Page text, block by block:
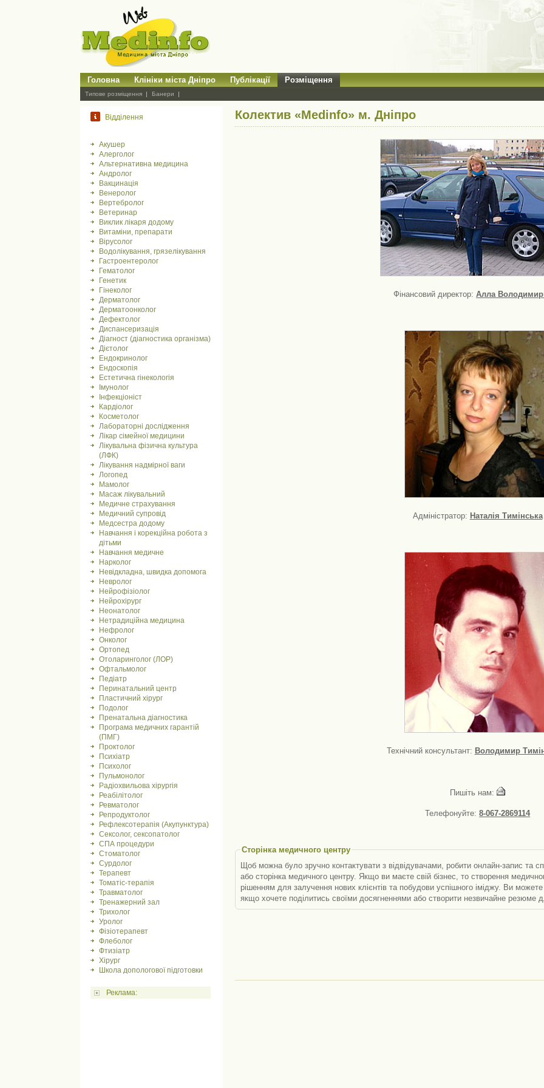
Головна Клініки міста Дніпро Публікації Розміщення
Типове розміщення Банери
Відділення
Акушер
Алерголог
Альтернативна медицина
Андролог
Вакцинація
Венеролог
Вертебролог
Ветеринар
Виклик лікаря додому
Витаміни, препарати
Вірусолог
Водолікування, грязелікування
Гастроентеролог
Гематолог
Генетик
Гінеколог
Дерматолог
Дерматоонколог
Дефектолог
Диспансеризація
Діагност (діагностика організма)
Дієтолог
Ендокринолог
Ендоскопія
Естетична гінекологія
Імунолог
Інфекціоніст
Кардіолог
Косметолог
Лабораторні дослідження
Лікар сімейної медицини
Лікувальна фізична культура
(ЛФК)
Лікування надмірної ваги
Логопед
Мамолог
Масаж лікувальний
Медичне страхування
Медичний супровід
Медсестра додому
Навчання і корекційна робота з
дітьми
Навчання медичне
Нарколог
Невідкладна, швидка допомога
Невролог
Нейрофізіолог
Нейрохірург
Неонатолог
Нетрадиційна медицина
Нефролог
Онколог
Ортопед
Отоларинголог (ЛОР)
Офтальмолог
Педіатр
Перинатальний центр
Пластичний хірург
Подолог
Пренатальна діагностика
Програма медичних гарантій
(ПМГ)
Проктолог
Психіатр
Психолог
Пульмонолог
Радіохвильова хірургія
Реабілітолог
Ревматолог
Репродуктолог
Рефлексотерапія (Акупунктура)
Сексолог, сексопатолог
СПА процедури
Стоматолог
Сурдолог
Терапевт
Томатіс-терапія
Травматолог
Тренажерний зал
Трихолог
Уролог
Фізіотерапевт
Флеболог
Фтизіатр
Хірург
Школа допологової підготовки
Реклама:
Колектив «Medinfo» м. Дніпро
Фінансовий директор:Алла
Адміністратор: Наталія Тимінська
Технічний консультант: Володимир
Пишіть нам:
Телефонуйте:8-067-2869114
Сторінка медичного центру
Щоб можна було зручно контактувати з відвідувачами, робити онлайн-запис та
або сторінка медичного центру. Якщо ви маєте свій бізнес, то створення
рішенням для залучення нових клієнтів та побудови успішного іміджу. Ви
якщо хочете поділитись своїми досягненнями або створити незвичайне резюме